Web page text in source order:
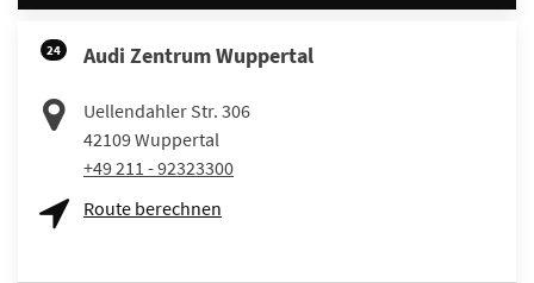
24 Audi Zentrum Wuppertal
Uellendahler Str. 306
42109Wuppertal
+49 211 - 92323300
Route berechnen